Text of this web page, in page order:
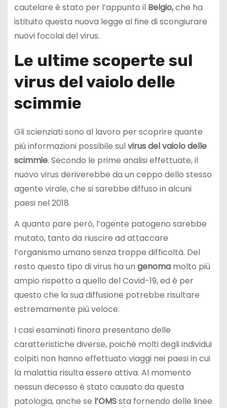
cautelare è stato per l’appunto il Belgio,che ha
istituito questa nuova legge al fine di scongiurare
nuovi focolai del virus.
Le ultime scoperte sul
virus del vaiolo delle
scimmie
Gli scienziati sono al lavoro per scoprire quante
più informazioni possibile sulvirus del vaiolo delle
scimmie. Secondo le prime analisi effettuate, il
nuovo virus deriverebbe da un ceppo dello stesso
agente virale, che si sarebbe diffuso in alcuni
paesi nel 2018.
A quanto pare però, l’agente patogeno sarebbe
mutato, tanto da riuscire ad attaccare
l’organismo umano senza troppe difficoltà. Del
resto questo tipo di virus ha un genomamolto più
ampio rispetto a quello del Covid-19, ed è per
questo che la sua diffusione potrebbe risultare
estremamente più veloce.
I casi esaminati finora presentano delle
caratteristiche diverse, poiché molti degli individui
colpiti non hanno effettuato viaggi nei paesi in cui
la malattia risulta essere attiva. Al momento
nessun decesso è stato causato da questa
patologia, anche se l’OMSsta fornendo delle linee